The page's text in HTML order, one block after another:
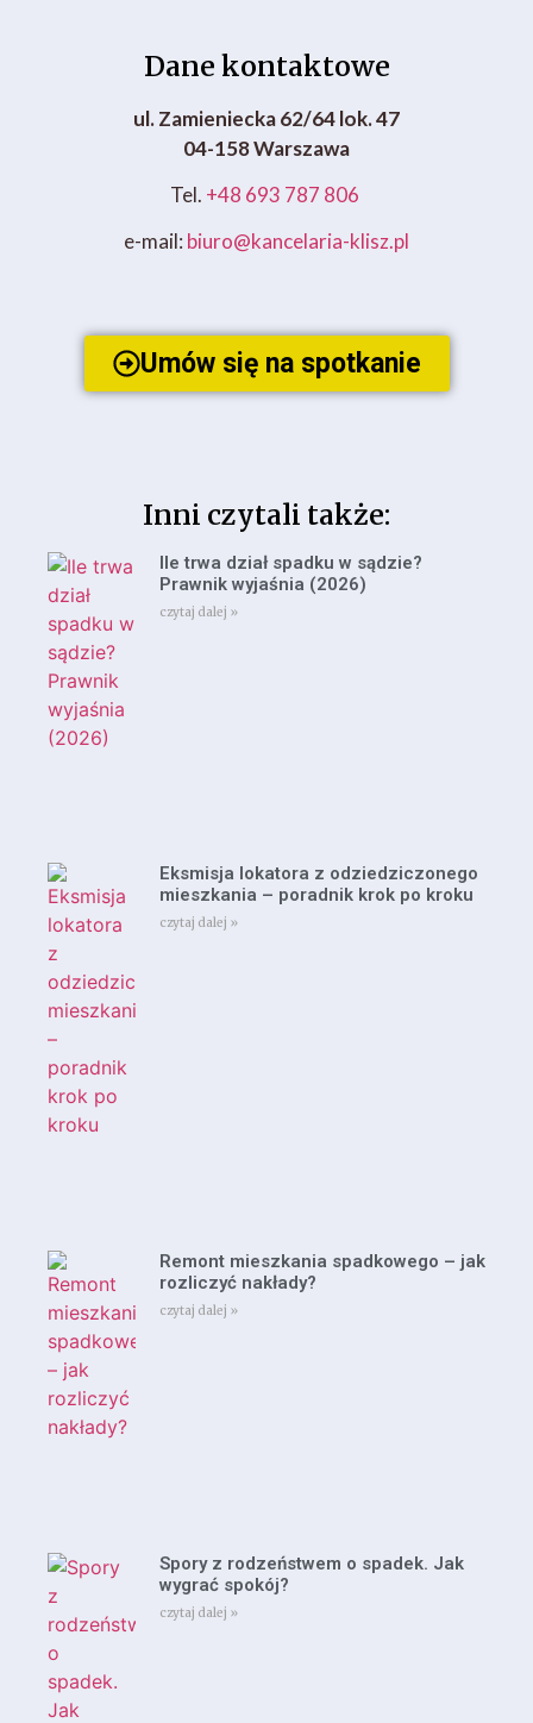
Dane kontaktowe
ul. Zamieniecka 62/64 lok. 47
04-158 Warszawa
Tel. +48 693 787 806
e-mail: biuro@kancelaria-klisz.pl
Umów się na spotkanie
Inni czytali także:
Ile trwa dział spadku w sądzie?
Prawnik wyjaśnia (2026)
czytaj dalej »
Eksmisja lokatora z odziedziczonego
mieszkania – poradnik krok po kroku
czytaj dalej »
Remont mieszkania spadkowego – jak
rozliczyć nakłady?
czytaj dalej »
Spory z rodzeństwem o spadek. Jak
wygrać spokój?
czytaj dalej »